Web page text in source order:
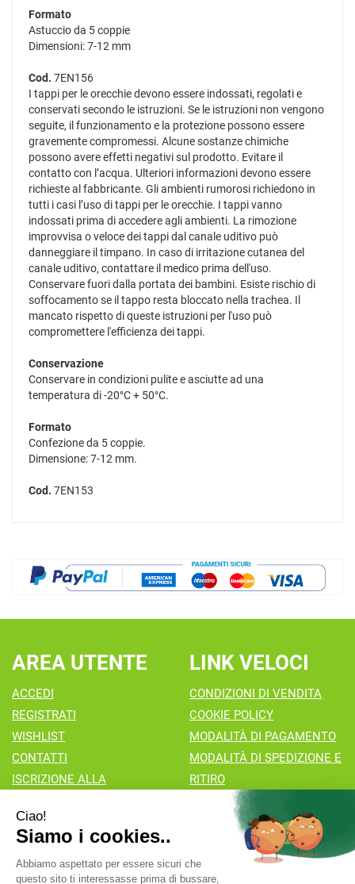
Formato
Astuccio da 5 coppie
Dimensioni: 7-12 mm
Cod. 7EN156
I tappi per le orecchie devono essere indossati, regolati e
conservati secondo le istruzioni. Se le istruzioni non vengono
seguite, il funzionamento e la protezione possono essere
gravemente compromessi. Alcune sostanze chimiche
possono avere effetti negativi sul prodotto. Evitare il
contatto con l’acqua. Ulteriori informazioni devono essere
richieste al fabbricante. Gli ambienti rumorosi richiedono in
tutti i casi l’uso di tappi per le orecchie. I tappi vanno
indossati prima di accedere agli ambienti. La rimozione
improvvisa o veloce dei tappi dal canale uditivo può
danneggiare il timpano. In caso di irritazione cutanea del
canale uditivo, contattare il medico prima dell'uso.
Conservare fuori dalla portata dei bambini. Esiste rischio di
soffocamento se il tappo resta bloccato nella trachea. Il
mancato rispetto di queste istruzioni per l'uso può
compromettere l'efficienza dei tappi.
Conservazione
Conservare in condizioni pulite e asciutte ad una
temperatura di -20°C + 50°C.
Formato
Confezione da 5 coppie.
Dimensione: 7-12 mm.
Cod. 7EN153
AREA UTENTE
ACCEDI
REGISTRATI
WISHLIST
CONTATTI
ISCRIZIONE ALLA
LINK VELOCI
CONDIZIONI DI VENDITA
COOKIE POLICY
MODALITÀ DI PAGAMENTO
MODALITÀ DI SPEDIZIONE E
RITIRO
Farmacia Valaperta Dr. Antonio Pipia
- Via Natale Perego 7